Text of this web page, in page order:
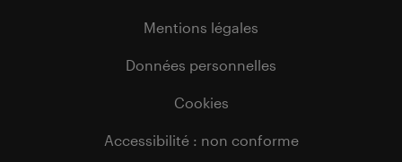
Mentions légales
Données personnelles
Cookies
Accessibilité : non conforme